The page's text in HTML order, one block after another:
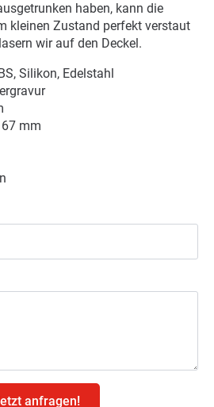
haben, kann die
kleinen Zustand perfekt verstaut
wir auf den Deckel.
Silikon, Edelstahl
mm
anfragen!